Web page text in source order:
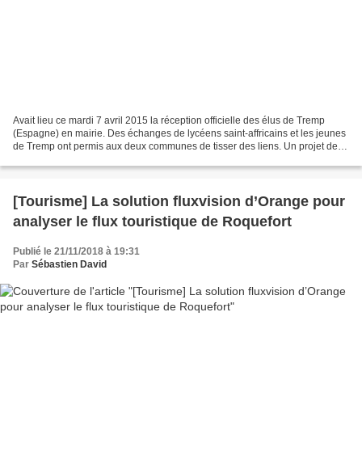
Avait lieu ce mardi 7 avril 2015 la réception officielle des élus de Tremp
(Espagne) en mairie. Des échanges de lycéens saint-affricains et les jeunes
de Tremp ont permis aux deux communes de tisser des liens. Un projet de
[Tourisme] La solution fluxvision d’Orange pour
analyser le flux touristique de Roquefort
Publié le 21/11/2018 à 19:31
Par Sébastien David